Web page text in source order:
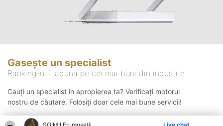
Gasește un specialist
Ranking-ul îi adună pe cei mai buni din industrie
Cauți un specialist in apropierea ta? Verificați motorul
nostru de căutare. Folosiți doar cele mai bune servicii!